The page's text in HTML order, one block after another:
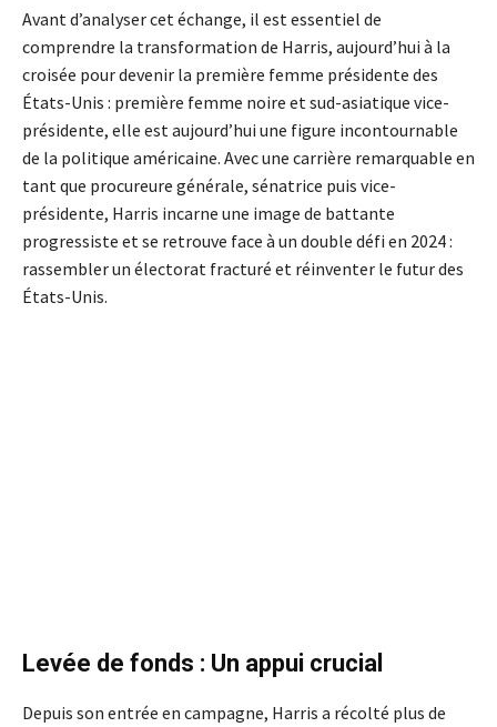
Avant d’analyser cet échange, il est essentiel de
comprendre la transformation de Harris, aujourd’hui à la
croisée pour devenir la première femme présidente des
États-Unis : première femme noire et sud-asiatique vice-
présidente, elle est aujourd’hui une figure incontournable
de la politique américaine. Avec une carrière remarquable en
tant que procureure générale, sénatrice puis vice-
présidente, Harris incarne une image de battante
progressiste et se retrouve face à un double défi en 2024 :
rassembler un électorat fracturé et réinventer le futur des
États-Unis.
Levée de fonds : Un appui crucial
Depuis son entrée en campagne, Harris a récolté plus de